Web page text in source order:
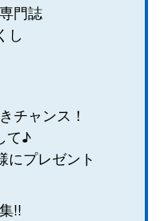
門誌
し
チャンス！
て♪
にプレゼント
!!